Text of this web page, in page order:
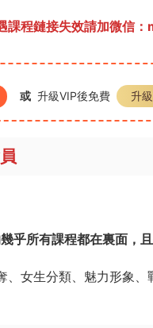
課程鏈接失效請加微信
或 升級VIP後免費 升
乎所有課程都在裏面，
、女生分類、魅力形象